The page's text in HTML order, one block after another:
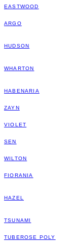
EASTWOOD
ARGO
HUDSON
WHARTON
HABENARIA
ZAYN
VIOLET
SEN
WILTON
FIORANIA
HAZEL
TSUNAMI
TUBEROSE POLY